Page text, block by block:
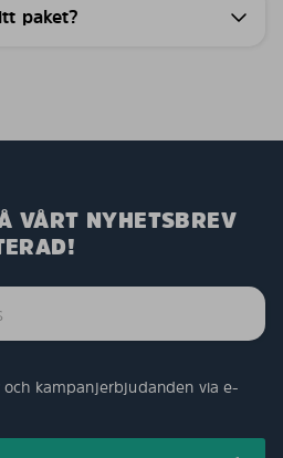
paket?
VÅRT NYHETSBREV
kampanjerbjudanden via e-